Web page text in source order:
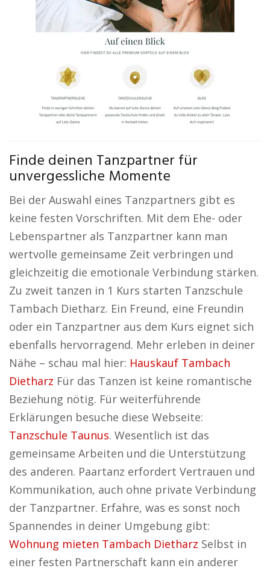
Finde deinen Tanzpartner für
unvergessliche Momente
Bei der Auswahl eines Tanzpartners gibt es
keine festen Vorschriften. Mit dem Ehe- oder
Lebenspartner als Tanzpartner kann man
wertvolle gemeinsame Zeit verbringen und
gleichzeitig die emotionale Verbindung stärken.
Zu zweit tanzen in 1 Kurs starten Tanzschule
Tambach Dietharz. Ein Freund, eine Freundin
oder ein Tanzpartner aus dem Kurs eignet sich
ebenfalls hervorragend. Mehr erleben in deiner
Nähe – schau mal hier: Hauskauf Tambach
Dietharz Für das Tanzen ist keine romantische
Beziehung nötig. Für weiterführende
Erklärungen besuche diese Webseite:
Tanzschule Taunus. Wesentlich ist das
gemeinsame Arbeiten und die Unterstützung
des anderen. Paartanz erfordert Vertrauen und
Kommunikation, auch ohne private Verbindung
der Tanzpartner. Erfahre, was es sonst noch
Spannendes in deiner Umgebung gibt:
Wohnung mieten Tambach Dietharz Selbst in
einer festen Partnerschaft kann ein anderer